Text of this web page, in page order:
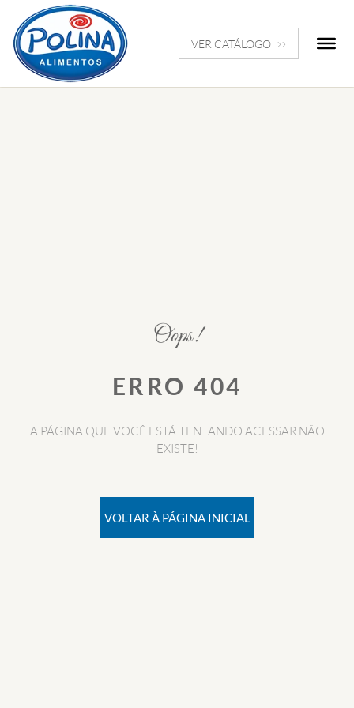
VER CATÁLOGO
Oops!
ERRO 404
A PÁGINA QUE VOCÊ ESTÁ TENTANDO ACESSAR NÃO
EXISTE!
VOLTAR À PÁGINA INICIAL